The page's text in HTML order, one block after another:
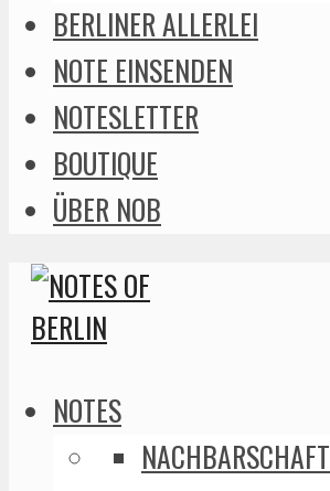
BERLINER ALLERLEI
NOTE EINSENDEN
NOTESLETTER
BOUTIQUE
ÜBER NOB
NOTES
NACHBARSCHAFT